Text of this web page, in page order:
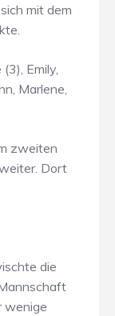
mit dem
Emily,
Marlene,
zweiten
Dort
die
wenige